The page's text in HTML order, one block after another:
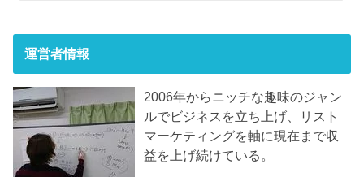
運営者情報
2006年からニッチな趣味のジャン
ルでビジネスを立ち上げ、リスト
マーケティングを軸に現在まで収
益を上げ続けている。